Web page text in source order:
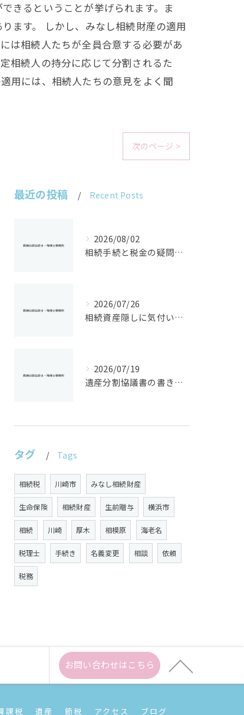
きるということが挙げられます。ま
ます。 しかし、みなし相続財産の適用
は相続人たちが全員合意する必要があ
相続人の持分に応じて分割されるた
用には、相続人たちの意見をよく聞
次のページ >
最近の投稿 Recent Posts
2026/08/02
相続手続と税金の疑問をスッキリ解決する基礎控除や申告条件の徹底ガイド
2026/07/26
相続資産隠しに気付いた時の神奈川県で取るべき具体的対応ガイド
2026/07/19
遺産分割協議書の書き方と相続手続きを自分で進めるための実践ポイント
タグ Tags
相続税 川崎市 みなし相続財産
生命保険 相続財産 生前贈与 横浜市
相続 川崎 厚木 相模原 海老名
税理士 手続き 名義変更 相談 依頼
税務
お問い合わせはこちら
課税 遺産 節税 アクセス ブログ